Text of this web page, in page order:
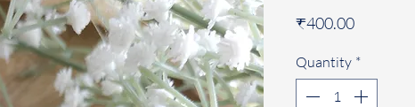
₹400.00Price
Quantity *